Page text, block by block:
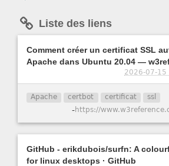
Liste des liens
Comment créer un certificat SSL
Apache dans Ubuntu 20.04 —
2026-07-15
Apache certbot certificat ssl
-
GitHub - erikdubois/surfn: A
for linux desktops · GitHub